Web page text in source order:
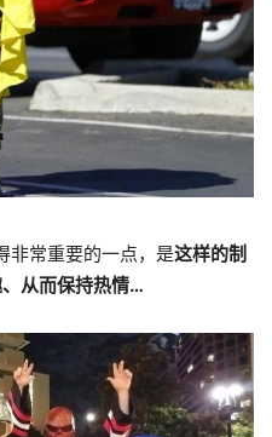
非常重要的一点，是这样的制
从而保持热情…